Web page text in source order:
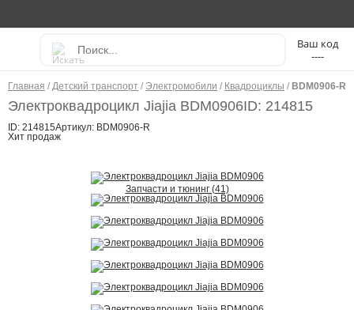
----
Главная / Детский транспорт / Электромобили / Квадроциклы / BDM0906-R
Электроквадроцикл Jiajia BDM0906ID: 214815
ID: 214815Артикул: BDM0906-R
Хит продаж
Запчасти и тюнинг (41)